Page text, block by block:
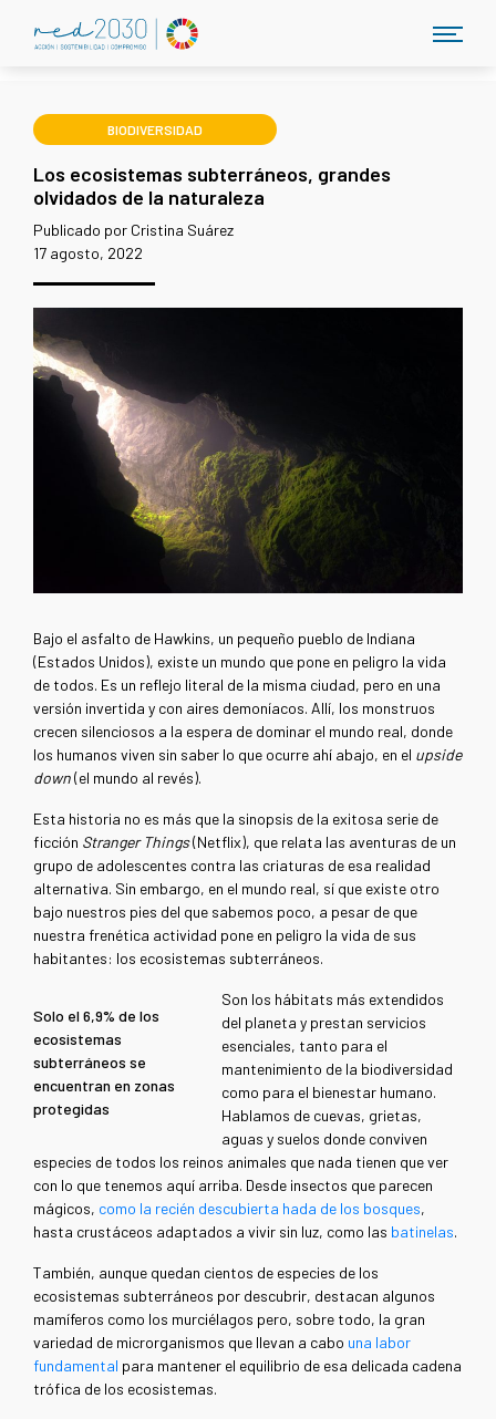
BIODIVERSIDAD
Los ecosistemas subterráneos, grandes
olvidados de la naturaleza
Publicado por Cristina Suárez
17 agosto, 2022
Bajo el asfalto de Hawkins, un pequeño pueblo de Indiana
(Estados Unidos), existe un mundo que pone en peligro la vida
de todos. Es un reflejo literal de la misma ciudad, pero en una
versión invertida y con aires demoníacos. Allí, los monstruos
crecen silenciosos a la espera de dominar el mundo real, donde
los humanos viven sin saber lo que ocurre ahí abajo, en el upside
down(el mundo al revés).
Esta historia no es más que la sinopsis de la exitosa serie de
ficción Stranger Things(Netflix), que relata las aventuras de un
grupo de adolescentes contra las criaturas de esa realidad
alternativa. Sin embargo, en el mundo real, sí que existe otro
bajo nuestros pies del que sabemos poco, a pesar de que
nuestra frenética actividad pone en peligro la vida de sus
habitantes: los ecosistemas subterráneos.
Solo el 6,9% de los
ecosistemas
subterráneos se
encuentran en zonas
protegidas
Son los hábitats más extendidos
del planeta y prestan servicios
esenciales, tanto para el
mantenimiento de la biodiversidad
como para el bienestar humano.
Hablamos de cuevas, grietas,
aguas y suelos donde conviven
especies de todos los reinos animales que nada tienen que ver
con lo que tenemos aquí arriba. Desde insectos que parecen
mágicos, como la recién descubierta hada de los bosques,
hasta crustáceos adaptados a vivir sin luz, como las batinelas.
También, aunque quedan cientos de especies de los
ecosistemas subterráneos por descubrir, destacan algunos
mamíferos como los murciélagos pero, sobre todo, la gran
variedad de microrganismos que llevan a cabo una labor
fundamental para mantener el equilibrio de esa delicada cadena
trófica de los ecosistemas.